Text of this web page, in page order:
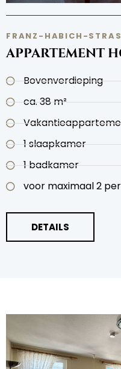
FRANZ-HABICH-
APPARTEMENT
Bovenverdieping
ca. 38 m²
1 slaapkamer
1 badkamer
voor maximaal 2
DETAILS